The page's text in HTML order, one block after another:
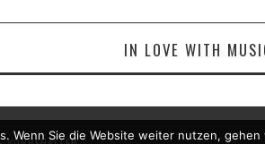
IN LOVE WITH
Wenn Sie die Website weiter nutzen,